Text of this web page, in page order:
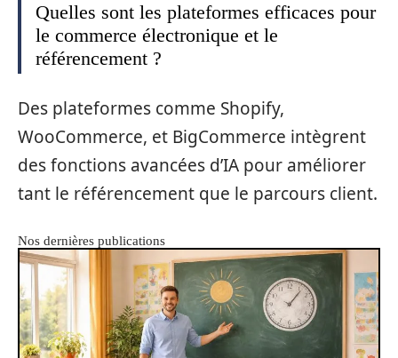
Quelles sont les plateformes efficaces pour
le commerce électronique et le
référencement ?
Des plateformes comme Shopify,
WooCommerce, et BigCommerce intègrent
des fonctions avancées d’IA pour améliorer
tant le référencement que le parcours client.
Nos dernières publications